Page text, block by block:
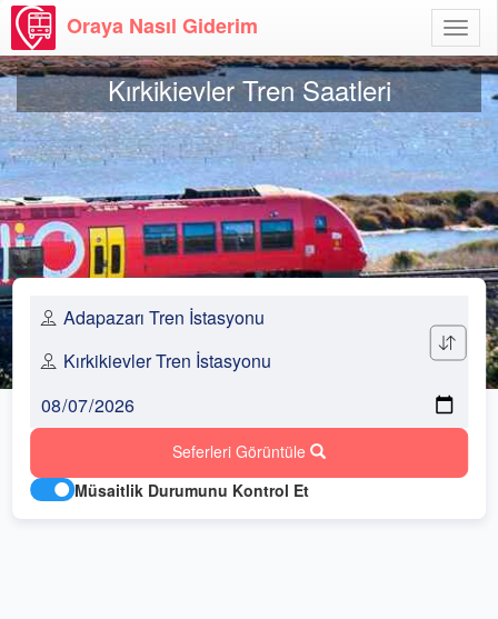
Aç
Oraya Nasıl Giderim
Kırkikievler Tren Saatleri
Seferleri Görüntüle
Müsaitlik Durumunu Kontrol Et